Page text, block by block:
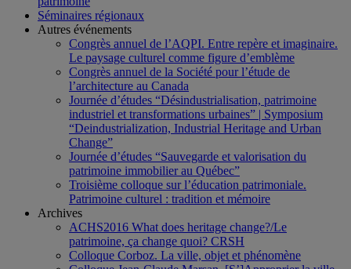
Séminaires régionaux
Autres événements
Congrès annuel de l’AQPI. Entre repère et imaginaire.
Le paysage culturel comme figure d’emblème
Congrès annuel de la Société pour l’étude de
l’architecture au Canada
Journée d’études “Désindustrialisation, patrimoine
industriel et transformations urbaines” | Symposium
“Deindustrialization, Industrial Heritage and Urban
Change”
Journée d’études “Sauvegarde et valorisation du
patrimoine immobilier au Québec”
Troisième colloque sur l’éducation patrimoniale.
Patrimoine culturel : tradition et mémoire
Archives
ACHS2016 What does heritage change?/Le
patrimoine, ça change quoi? CRSH
Colloque Corboz. La ville, objet et phénomène